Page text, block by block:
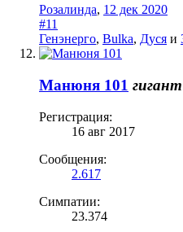
Розалинда, 12 дек 2020
#11
Генэнерго, Bulka, Дуся и
Манюня 101
Регистрация:
16 авг 2017
Сообщения:
2.617
Симпатии:
23.374